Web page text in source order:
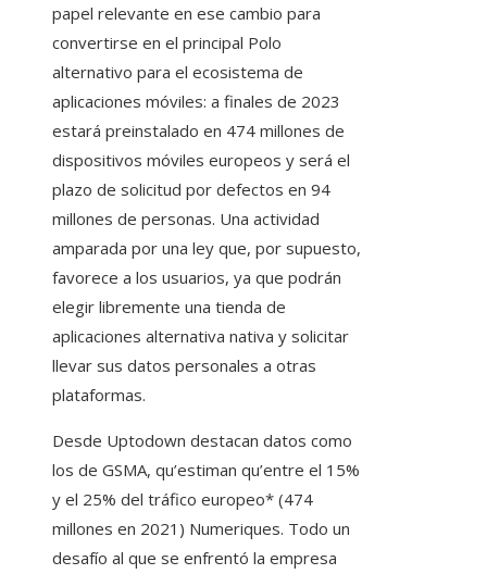
papel relevante en ese cambio para
convertirse en el principal Polo
alternativo para el ecosistema de
aplicaciones móviles: a finales de 2023
estará preinstalado en 474 millones de
dispositivos móviles europeos y será el
plazo de solicitud por defectos en 94
millones de personas. Una actividad
amparada por una ley que, por supuesto,
favorece a los usuarios, ya que podrán
elegir libremente una tienda de
aplicaciones alternativa nativa y solicitar
llevar sus datos personales a otras
plataformas.
Desde Uptodown destacan datos como
los de GSMA, qu’estiman qu’entre el 15%
y el 25% del tráfico europeo* (474 ​​
millones en 2021) Numeriques. Todo un
desafío al que se enfrentó la empresa